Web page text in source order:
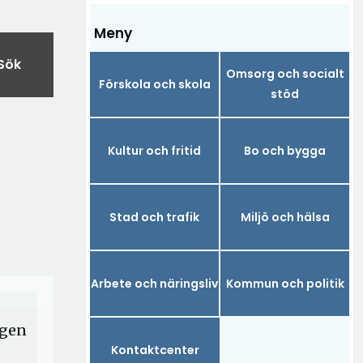
Meny
Förskola och skola
Omsorg och socialt
stöd
Kultur och fritid Bo och bygga
Stad och trafik Miljö och hälsa
Arbete och näringsliv Kommun och politik
Kontaktcenter